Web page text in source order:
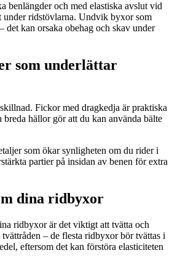
benlängder och med elastiska avslut vid
under ridstövlarna. Undvik byxor som
det kan orsaka obehag och skav under
som underlättar
Fickor med dragkedja är praktiska
hällor gör att du kan använda bälte
som ökar synligheten om du rider i
partier på insidan av benen för extra
dina ridbyxor
ridbyxor är det viktigt att tvätta och
– de flesta ridbyxor bör tvättas i
eftersom det kan förstöra elasticiteten